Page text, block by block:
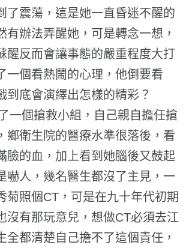
了震蕩，這是她一直昏迷不醒的
有辦法弄醒她，可是轉念一想，
醒反而會讓事態的嚴重程度大打
一個看熱鬧的心理，他倒要看
到底會演繹出怎樣的精彩？
一個搶救小組，自己親自擔任搶
鄉衛生院的醫療水準很落後，看
臉的血，加上看到她腦後又鼓起
嚇人，幾名醫生都沒了主見，一
菊照個CT，可是在九十年代初期
沒有那玩意兒，想做CT必須去江
全都清楚自己擔不了這個責任，